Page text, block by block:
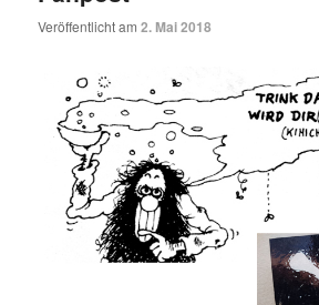
Veröffentlicht am2. Mai 2018